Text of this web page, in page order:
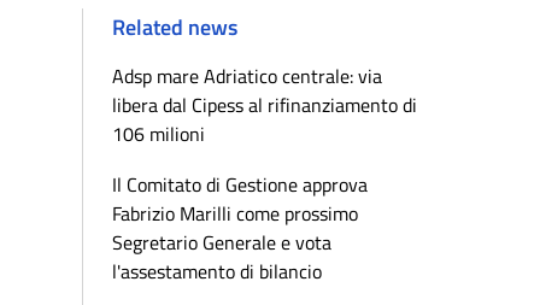
Related news
Adsp mare Adriatico centrale: via
libera dal Cipess al rifinanziamento di
106 milioni
Il Comitato di Gestione approva
Fabrizio Marilli come prossimo
Segretario Generale e vota
l'assestamento di bilancio